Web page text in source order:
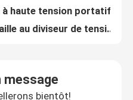
Zja extérieur utilisant l'équipement de filtrage d'huile isolante de transformateur
message
bientôt!